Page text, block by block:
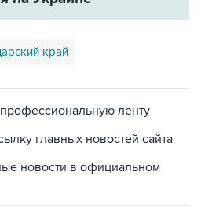
край
ленту
главных новостей сайта
новости в официальном